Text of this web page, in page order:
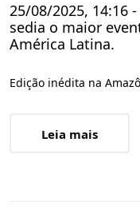
25/08/2025, 14:16
sedia o maior
América Latina.
Edição inédita na
Leia mais